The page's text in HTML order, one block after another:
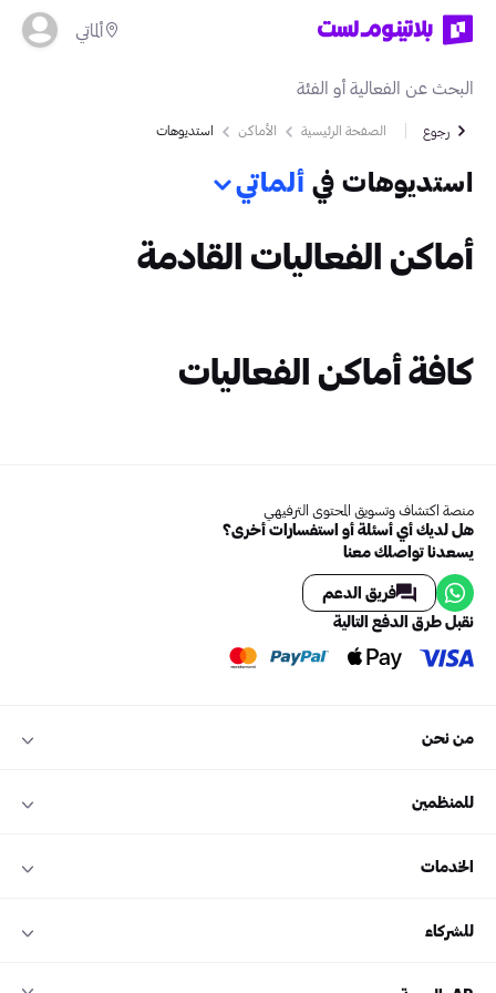
ألماتي
رجوع الصفحة الرئيسية الأماكن استديوهات
استديوهات في ألماتي
أماكن الفعاليات القادمة
كافة أماكن الفعاليات
منصة اكتشاف وتسويق المحتوى الترفيهي
هل لديك أي أسئلة أو استفسارات أخرى؟
يسعدنا تواصلك معنا
فريق الدعم
نقبل طرق الدفع التالية
من نحن
للمنظمين
الخدمات
للشركاء